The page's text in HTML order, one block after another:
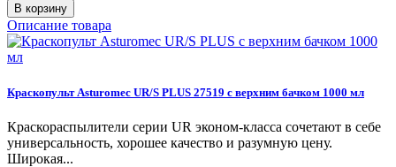
В корзину
Описание товара
Краскопульт Asturomec UR/S PLUS 27519 с верхним бачком 1000 мл
Краскораспылители серии UR эконом-класса сочетают в себе
универсальность, хорошее качество и разумную цену.
Широкая...